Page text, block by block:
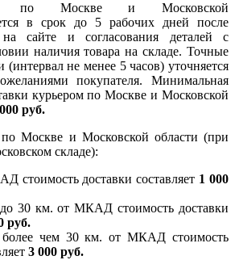
по Москве и Московской
в срок до 5 рабочих дней после
на сайте и согласования деталей с
наличия товара на складе. Точные
(интервал не менее 5 часов) уточняется
покупателя. Минимальная
курьером по Москве и Московской
руб.
по Москве и Московской области (при
складе):
стоимость доставки составляет 1 000
30 км. от МКАД стоимость доставки
руб.
более чем 30 км. от МКАД стоимость
3 000 руб.